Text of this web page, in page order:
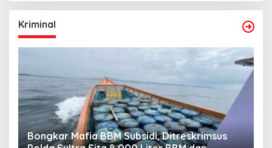
Kriminal
Bongkar Mafia BBM Subsidi, Ditreskrimsus